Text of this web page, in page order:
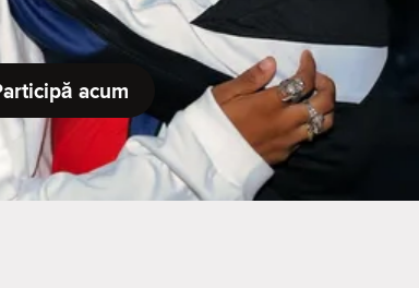
acum